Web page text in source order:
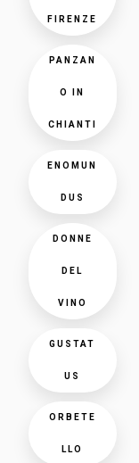
FIRENZE
PANZAN
O IN
CHIANTI
ENOMUN
DUS
DONNE
DEL
VINO
GUSTAT
US
ORBETE
LLO